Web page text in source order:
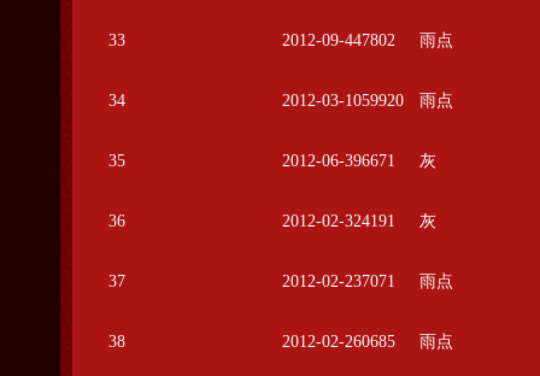
33 2012-09-447802 雨点
34 2012-03-1059920 雨点
35 2012-06-396671 灰
36 2012-02-324191 灰
37 2012-02-237071 雨点
38 2012-02-260685 雨点